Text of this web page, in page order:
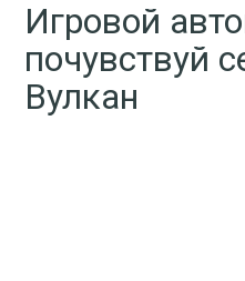
Игровой
почувствуй
Вулкан